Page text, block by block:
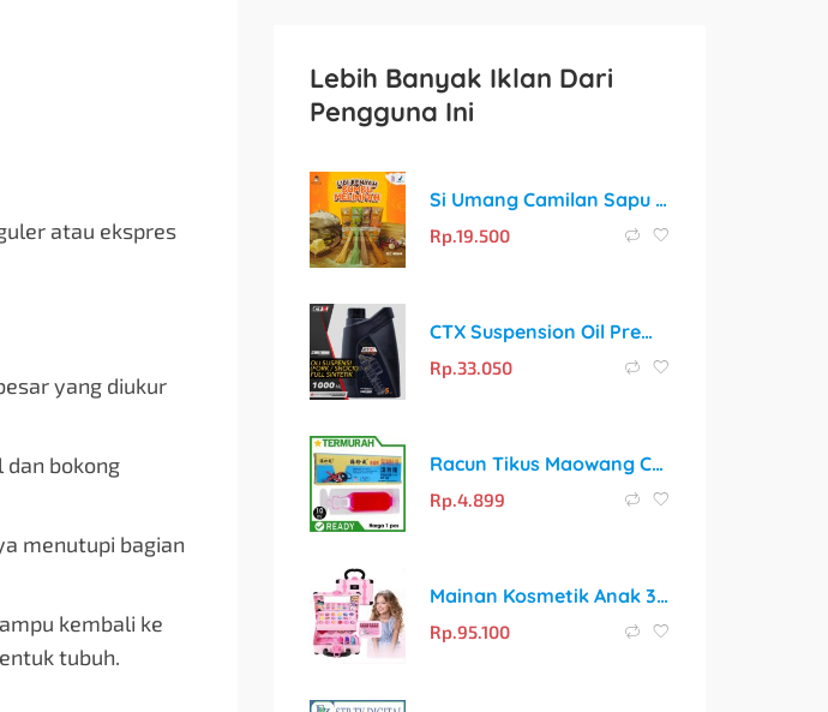
atau ekspres
yang diukur
dan bokong
menutupi bagian
kembali ke
tubuh.
Lebih Banyak Iklan Dari
Pengguna Ini
Si Umang Camilan Sapu Lidi 130g – Mie Lidi Terpanjang 30cm!
Rp.19.500
CTX Suspension Oil Premium untuk Shock Depan dan Belakang
Rp. 33.050
Racun Tikus Maowang Cair ASLI Original Botol Gepeng 10ml
Rp. 4.899
Mainan Kosmetik Anak 32 Pcs – Hadiah Sempurna untuk Si Kecil
Rp. 95.100